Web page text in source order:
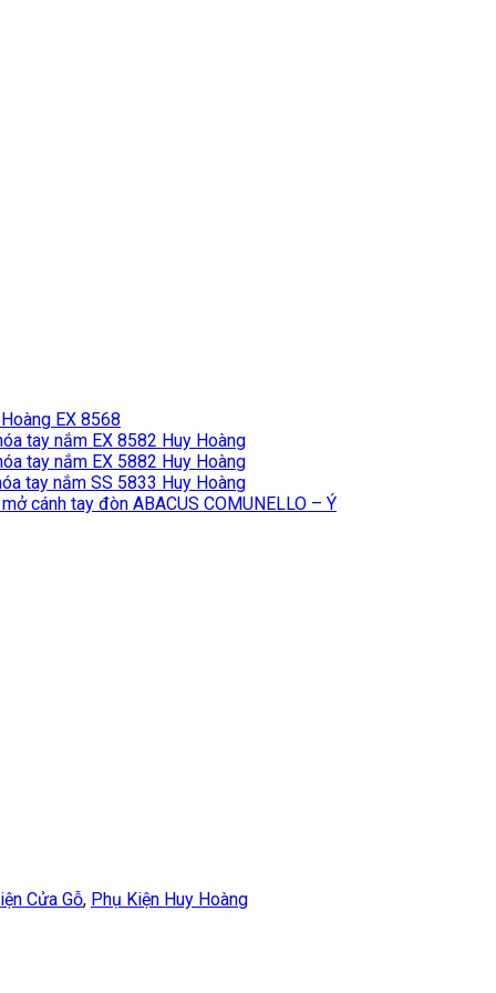
EX 8568
tay nắm EX 8582 Huy Hoàng
tay nắm EX 5882 Huy Hoàng
tay nắm SS 5833 Huy Hoàng
cánh tay đòn ABACUS COMUNELLO – Ý
Cửa Gỗ, Phụ Kiện Huy Hoàng